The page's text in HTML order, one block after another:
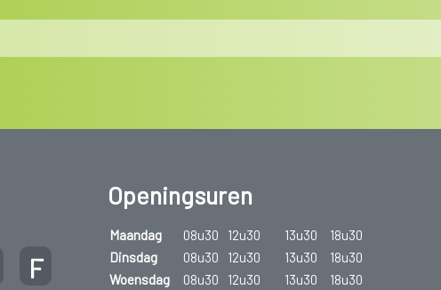
F
Openingsuren
Maandag 08u30 12u30 13u30
18u30
Dinsdag
08u30 12u30 13u30
18u30
Woensdag
08u30 12u30 13u30
18u30